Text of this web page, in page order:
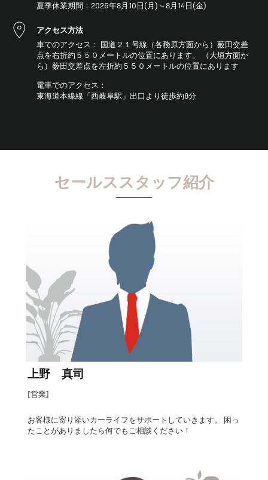
夏季休業期間：2026年8月10日(月)～8月14日(金)
アクセス方法
車でのアクセス： 国道２１号線（各務原方面から）薮田交差
点を右折約５５０メートルの位置にあります。 （大垣方面か
ら）薮田交差点を左折約５５０メートルの位置にあります
電車でのアクセス：
東海道本線線「西岐阜駅」出口より徒歩約8分
セールススタッフ紹介
上野 真司
[営業]
お客様に寄り添いカーライフをサポートしていきます。 困っ
たことがありましたら何でもご相談ください！